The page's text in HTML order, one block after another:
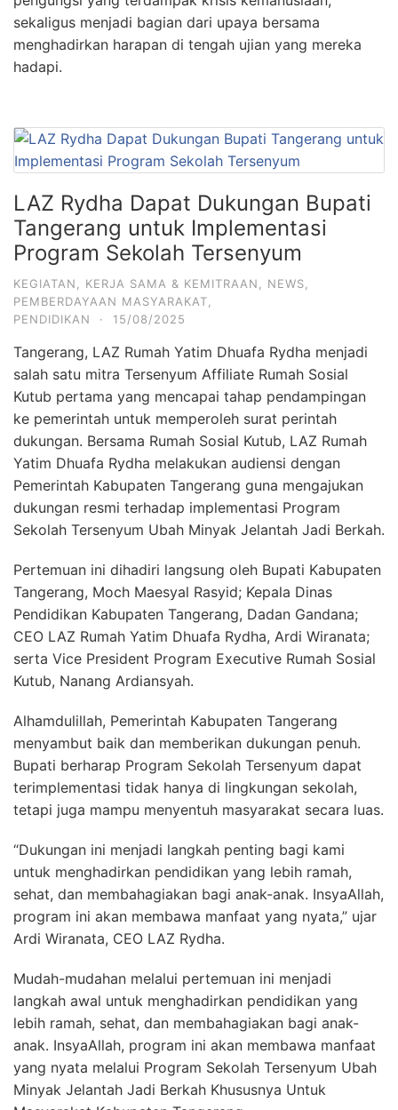
sekaligus menjadi bagian dari upaya bersama
menghadirkan harapan di tengah ujian yang mereka
hadapi.
LAZ Rydha Dapat Dukungan Bupati
Tangerang untuk Implementasi
Program Sekolah Tersenyum
KEGIATAN KERJA SAMA & KEMITRAAN NEWS
PEMBERDAYAAN MASYARAKAT
PENDIDIKAN
· 15/08/2025
Tangerang, LAZ Rumah Yatim Dhuafa Rydha menjadi
salah satu mitra Tersenyum Affiliate Rumah Sosial
Kutub pertama yang mencapai tahap pendampingan
ke pemerintah untuk memperoleh surat perintah
dukungan. Bersama Rumah Sosial Kutub, LAZ Rumah
Yatim Dhuafa Rydha melakukan audiensi dengan
Pemerintah Kabupaten Tangerang guna mengajukan
dukungan resmi terhadap implementasi Program
Sekolah Tersenyum Ubah Minyak Jelantah Jadi Berkah.
Pertemuan ini dihadiri langsung oleh Bupati Kabupaten
Tangerang, Moch Maesyal Rasyid; Kepala Dinas
Pendidikan Kabupaten Tangerang, Dadan Gandana;
CEO LAZ Rumah Yatim Dhuafa Rydha, Ardi Wiranata;
serta Vice President Program Executive Rumah Sosial
Kutub, Nanang Ardiansyah.
Alhamdulillah, Pemerintah Kabupaten Tangerang
menyambut baik dan memberikan dukungan penuh.
Bupati berharap Program Sekolah Tersenyum dapat
terimplementasi tidak hanya di lingkungan sekolah,
tetapi juga mampu menyentuh masyarakat secara luas.
“Dukungan ini menjadi langkah penting bagi kami
untuk menghadirkan pendidikan yang lebih ramah,
sehat, dan membahagiakan bagi anak-anak. InsyaAllah,
program ini akan membawa manfaat yang nyata,” ujar
Ardi Wiranata, CEO LAZ Rydha.
Mudah-mudahan melalui pertemuan ini menjadi
langkah awal untuk menghadirkan pendidikan yang
lebih ramah, sehat, dan membahagiakan bagi anak-
anak. InsyaAllah, program ini akan membawa manfaat
yang nyata melalui Program Sekolah Tersenyum Ubah
Minyak Jelantah Jadi Berkah Khususnya Untuk